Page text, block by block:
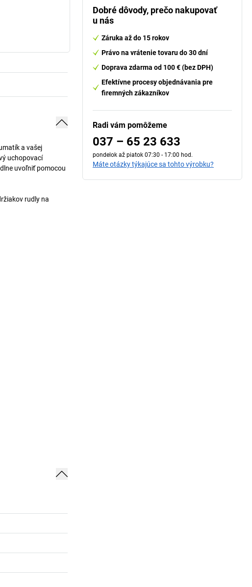
a vašej
uchopovací
uvoľniť pomocou
rudly na
Dobré dôvody, prečo nakupovať
u nás
Záruka až do 15 rokov
Právo na vrátenie tovaru do 30 dní
Doprava zdarma od 100 € (bez DPH)
Efektívne procesy objednávania pre
firemných zákazníkov
Radi vám pomôžeme
037 – 65 23 633
pondelok až piatok 07:30 - 17:00 hod.
Máte otázky týkajúce sa tohto výrobku?